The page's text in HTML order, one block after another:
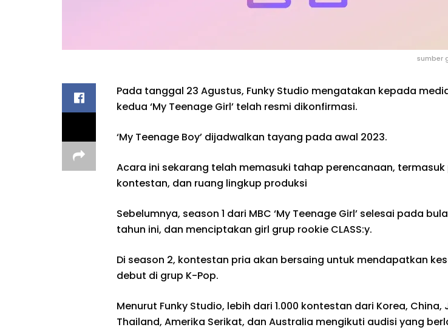
sumber
Pada tanggal 23 Agustus, Funky Studio mengatakan kepada
kedua ‘My Teenage Girl’ telah resmi dikonfirmasi.
‘My Teenage Boy’ dijadwalkan tayang pada awal 2023.
Acara ini sekarang telah memasuki tahap perencanaan, termasuk
kontestan, dan ruang lingkup produksi
Sebelumnya, season 1 dari MBC ‘My Teenage Girl’ selesai pada
tahun ini, dan menciptakan girl grup rookie CLASS:y.
Di season 2, kontestan pria akan bersaing untuk mendapatkan
debut di grup K-Pop.
Menurut Funky Studio, lebih dari 1.000 kontestan dari Korea, China,
Thailand, Amerika Serikat, dan Australia mengikuti audisi yang